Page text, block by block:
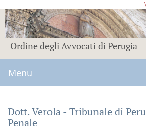
Ordine degli Avvocati di Perugia
Menu
Dott. Verola - Tribunale di
Penale